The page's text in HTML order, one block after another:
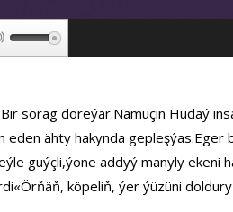
Используйте
клавиши
или
sorag döreýar.Nämuçin Hudaý
eden ähty hakynda gepleşýas.Eger
guýçli,ýone addyý manyly ekeni
köpeliň, ýer ýüzüni